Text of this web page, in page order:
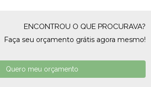
ENCONTROU O QUE PROCURAVA?
Faça seu orçamento grátis agora mesmo!
Quero meu orçamento